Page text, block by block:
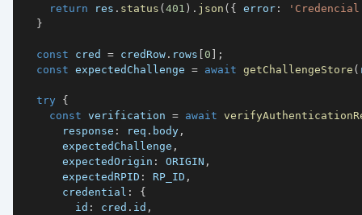
return res . status (401 ) . json ( { error :
}
const cred = credRow . rows [0 ] ;
const expectedChallenge = await getChallengeStore (
try
{
const verification = await
      response
: req . body ,
      expectedChallenge
,
      expectedOrigin
: ORIGIN ,
      expectedRPID
: RP_ID ,
      credential
:
{
        id
: cred . id ,